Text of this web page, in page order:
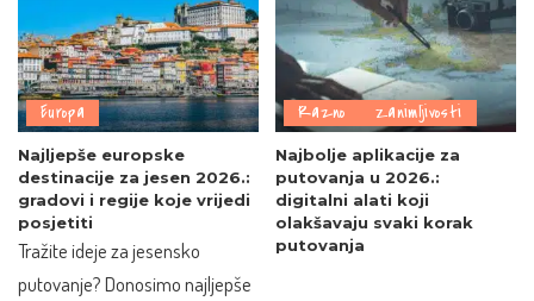
Europa
Najljepše europske
destinacije za jesen 2026.:
gradovi i regije koje vrijedi
posjetiti
Tražite ideje za jesensko
putovanje? Donosimo najljepše
Razno Zanimljivosti
Najbolje aplikacije za
putovanja u 2026.:
digitalni alati koji
olakšavaju svaki korak
putovanja